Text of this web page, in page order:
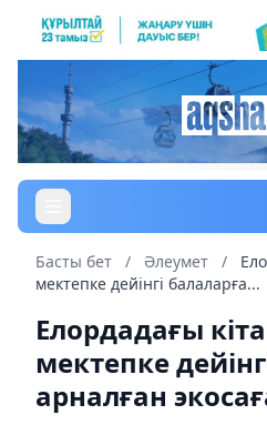
Басты бет / Әлеумет /
мектепке дейінгі балаларға...
Елордадағы
мектепке
арналған